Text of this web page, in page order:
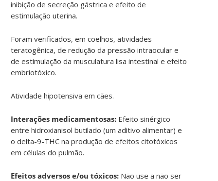
inibição de secreção gástrica e efeito de
estimulação uterina.
Foram verificados, em coelhos, atividades
teratogênica, de redução da pressão intraocular e
de estimulação da musculatura lisa intestinal e efeito
embriotóxico.
Atividade hipotensiva em cães.
Interações medicamentosas: Efeito sinérgico
entre hidroxianisol butilado (um aditivo alimentar) e
o delta-9-THC na produção de efeitos citotóxicos
em células do pulmão.
Efeitos adversos e/ou tóxicos: Não use a não ser